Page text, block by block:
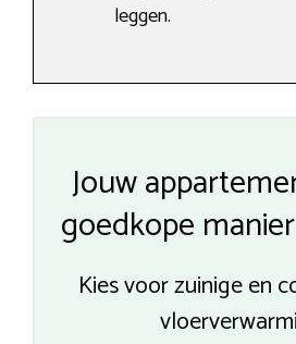
leggen.
Jouw
goedkope
Kies voor zuinige en